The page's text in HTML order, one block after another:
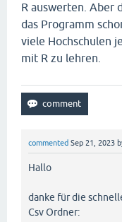
R auswerten. Aber
das Programm
viele Hochschulen
mit R zu lehren.
commented Sep 21, 2023
Hallo
danke für die
Csv Ordner: